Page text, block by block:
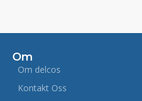
Om
Om delcos
Kontakt Oss